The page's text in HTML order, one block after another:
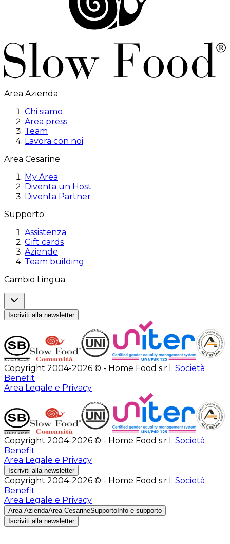
Area Azienda
Chi siamo
Area press
Team
Lavora con noi
Area Cesarine
My Area
Diventa un Host
Diventa Partner
Supporto
Assistenza
Gift cards
Aziende
Team building
Cambio Lingua
Iscriviti alla newsletter
Copyright 2004-2026 © - Home Food s.r.l. Società
Benefit
Area Legale e Privacy
Copyright 2004-2026 © - Home Food s.r.l. Società
Benefit
Area Legale e Privacy
Iscriviti alla newsletter
Copyright 2004-2026 © - Home Food s.r.l. Società
Benefit
Area Legale e Privacy
Area AziendaArea CesarineSupporto Info e supporto
Iscriviti alla newsletter